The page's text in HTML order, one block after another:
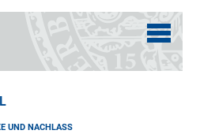
UND NACHLASS